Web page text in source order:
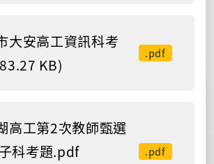
大安高工資訊科考
KB)
.pdf
高工第2次教師甄選
科考題.pdf
.pdf